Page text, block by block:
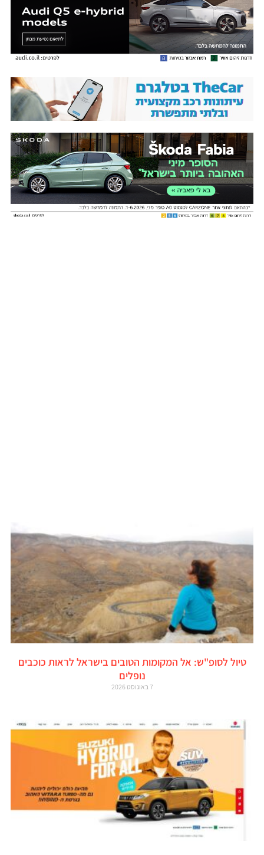
טיול לסופ"ש: אל המקומות הטובים בישראל לראות כוכבים
נופלים
7 באוגוסט 2026